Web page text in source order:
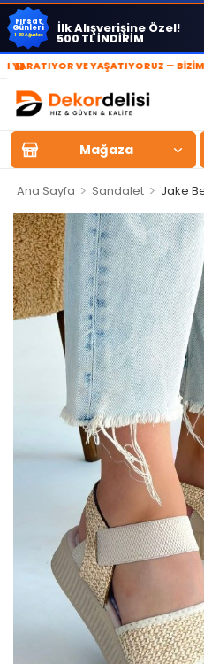
Fırsat
Günleri
1-30 Ağustos İlk Alışverişine Özel!
500 TL İNDİRİM
» VE YAŞATIYORUZ — BİZİMLE
Mağaza
Ana Sayfa > Sandalet > Jake